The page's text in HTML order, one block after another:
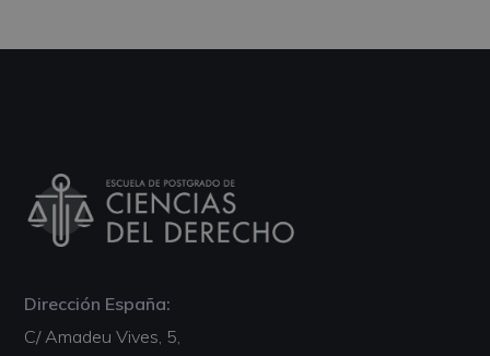
Dirección España:
C/ Amadeu Vives, 5,